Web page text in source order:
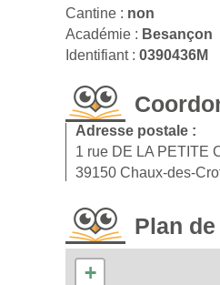
Cantine : non
Académie : Besançon
Identifiant : 0390436M
Adresse postale :
1 rue DE LA PETITE
39150 Chaux-des-
Plan
+